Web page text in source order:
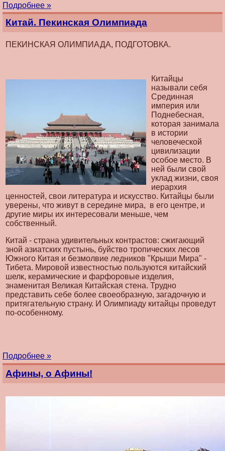
Подробнее »
Китай. Пекинская Олимпиада
ПЕКИНСКАЯ ОЛИМПИАДА, ПОДГОТОВКА.
Китайцы
называли себя
Срединная
империя или
Поднебесная,
которая занимала
в истории
человеческой
цивилизации
особое место. В
ней были свой
уклад жизни, своя
иерархия
ценностей, свои литература и искусство. Китайцы были
уверены, что живут в середине мира, в его центре, и
другие миры их интересовали меньше, чем
собственный.
Китай - страна удивительных контрастов: сжигающий
зной азиатских пустынь, буйство тропических лесов
Южного Китая и безмолвие ледников "Крыши Мира" -
Тибета. Мировой известностью пользуются китайский
шелк, керамические и фарфоровые изделия,
знаменитая Великая Китайская стена. Трудно
представить себе более своеобразную, загадочную и
притягательную страну. И Олимпиаду китайцы проведут
по-особенному.
Подробнее »
Афины, о Афины!